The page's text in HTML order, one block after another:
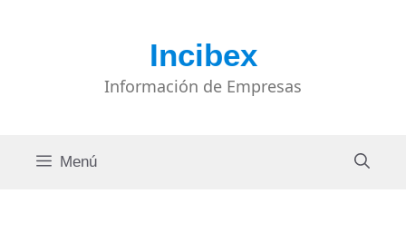
Incibex
Información de Empresas
Menú